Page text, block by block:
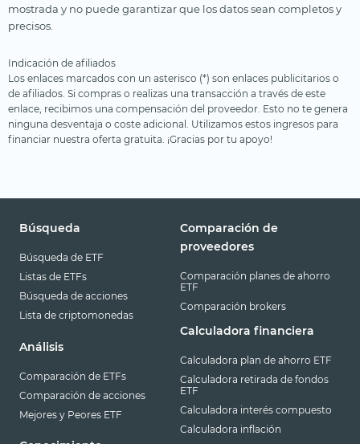
mostrada y no puede garantizar que los datos sean completos y
precisos.
Indicación de afiliados
Los enlaces marcados con un asterisco (*) son enlaces publicitarios o
de afiliados. Si compras o realizas una transacción a través de este
enlace, recibimos una compensación del proveedor. Esto no te genera
ninguna desventaja o coste adicional. Utilizamos estos ingresos para
financiar nuestra oferta gratuita. ¡Gracias por tu apoyo!
Búsqueda
Búsqueda de ETF
Listas de ETFs
Búsqueda de acciones
Lista de criptomonedas
Análisis
Comparación de ETFs
Comparación de acciones
Mejores y Peores ETF
Comparación de
proveedores
Comparación planes de ahorro
ETF
Comparación brokers
Calculadora financiera
Calculadora plan de ahorro ETF
Calculadora retirada de fondos
ETF
Calculadora interés compuesto
Calculadora inflación